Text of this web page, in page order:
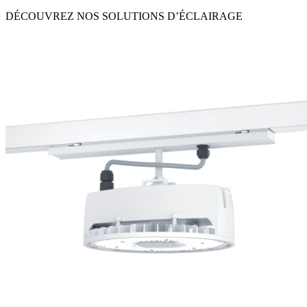
DÉCOUVREZ NOS SOLUTIONS D’ÉCLAIRAGE